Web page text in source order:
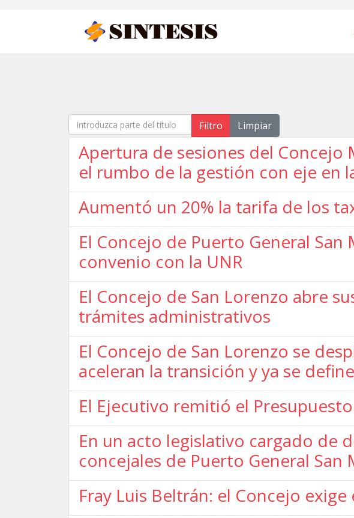
Introduzca parte del título Filtro Limpiar
Apertura de sesiones del Concejo
el rumbo de la gestión con eje en
Aumentó un 20% la tarifa de los
El Concejo de Puerto General
convenio con la UNR
El Concejo de San Lorenzo abre
trámites administrativos
El Concejo de San Lorenzo se
aceleran la transición y ya se
El Ejecutivo remitió el
En un acto legislativo cargado de
concejales de Puerto General San
Fray Luis Beltrán: el Concejo